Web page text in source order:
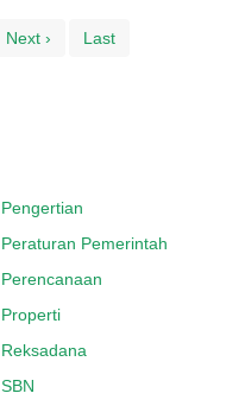
Next › Last
Pengertian
Peraturan Pemerintah
Perencanaan
Properti
Reksadana
SBN